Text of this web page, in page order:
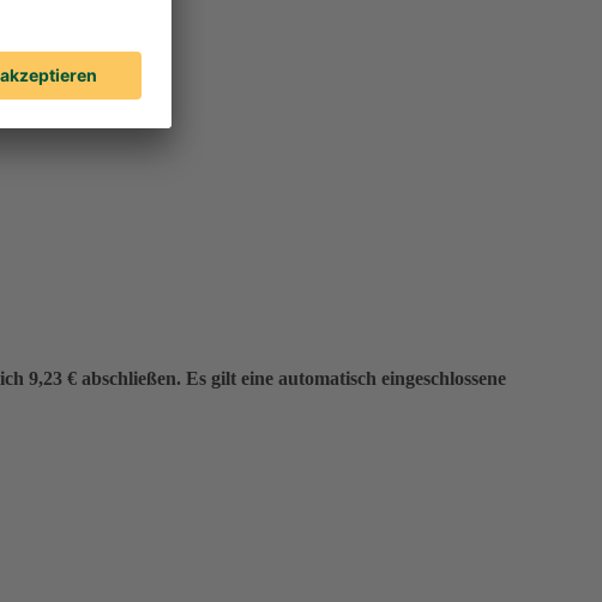
€ abschließen. Es gilt eine automatisch eingeschlossene